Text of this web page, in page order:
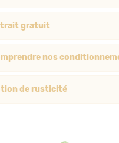
gratuit
nos
de rusticité